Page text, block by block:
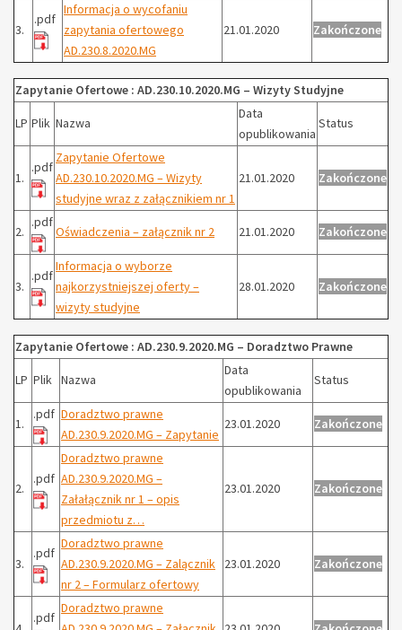
3.
.pdf
Informacja o wycofaniu
zapytania ofertowego
AD.230.8.2020.MG
21.01.2020 Zakończone
Zapytanie Ofertowe : AD.230.10.2020.MG – Wizyty Studyjne
LP Plik Nazwa
Data
opublikowania
Status
1.
.pdf
Zapytanie Ofertowe
AD.230.10.2020.MG – Wizyty
studyjne wraz z załącznikiem nr 1
21.01.2020 Zakończone
2.
.pdf
Oświadczenia – załącznik nr 2 21.01.2020 Zakończone
3.
.pdf
Informacja o wyborze
najkorzystniejszej oferty –
wizyty studyjne
28.01.2020 Zakończone
Zapytanie Ofertowe : AD.230.9.2020.MG – Doradztwo Prawne
LP Plik Nazwa
Data
opublikowania
Status
1.
.pdf Doradztwo prawne
AD.230.9.2020.MG – Zapytanie
23.01.2020 Zakończone
2.
.pdf
Doradztwo prawne
AD.230.9.2020.MG –
Załałącznik nr 1 – opis
przedmiotu z…
23.01.2020 Zakończone
3.
.pdf
Doradztwo prawne
AD.230.9.2020.MG – Zalącznik
nr 2 – Formularz ofertowy
23.01.2020 Zakończone
.pdf
Doradztwo prawne